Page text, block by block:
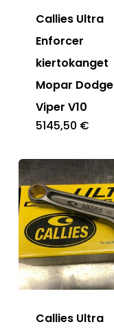
Callies Ultra
Enforcer
kiertokanget
Mopar Dodge
Viper V10
5145,50 €
Callies Ultra